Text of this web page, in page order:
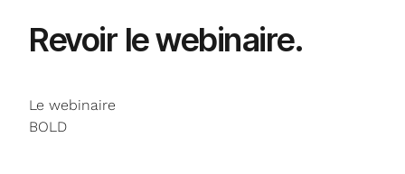
Revoir le webinaire.
Le webinaire
BOLD